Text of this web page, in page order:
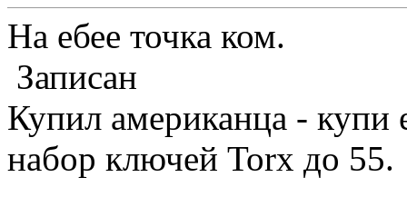
На ебее точка ком.
Записан
Купил американца -
набор ключей Torx до 55.